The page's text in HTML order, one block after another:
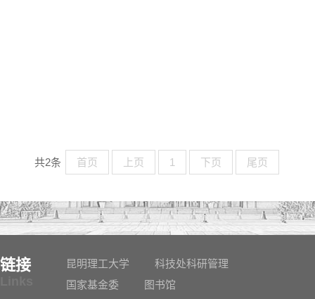
共2条 首页 上页 1 下页 尾页
链接 昆明理工大学
科技处科研管理
国家基金委
图书馆